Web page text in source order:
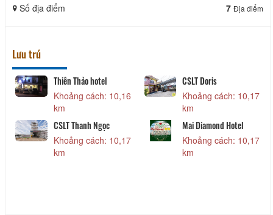
Số địa điểm 7 Địa điểm
Lưu trú
Thiên Thảo hotel
Khoảng cách: 10,16
km
CSLT Doris
Khoảng cách: 10,17
km
CSLT Thanh Ngọc
Khoảng cách: 10,17
km
Mai Diamond Hotel
Khoảng cách: 10,17
km